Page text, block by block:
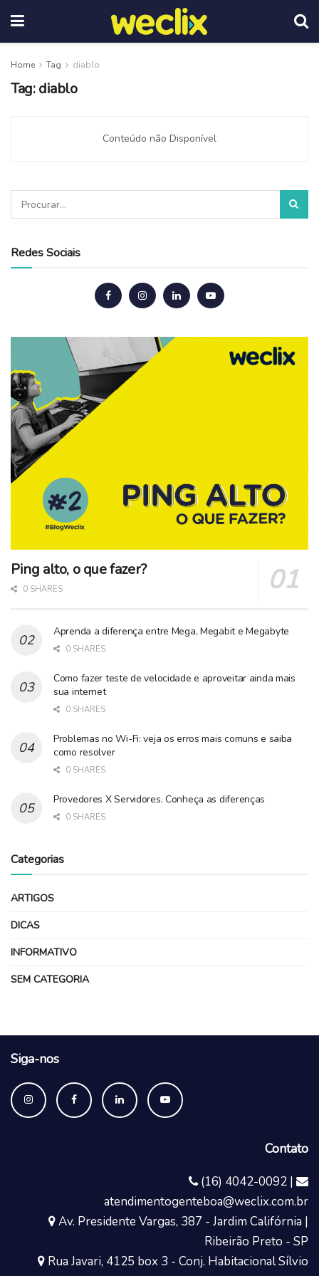
Home Tag diablo
Tag:diablo
Conteúdo não Disponível
Redes Sociais
Ping alto, o que fazer?
0 SHARES
Aprenda a diferença entre Mega, Megabit e Megabyte
0 SHARES
Como fazer teste de velocidade e aproveitar ainda mais
sua internet
0 SHARES
Problemas no Wi-Fi: veja os erros mais comuns e saiba
como resolver
0 SHARES
Provedores X Servidores. Conheça as diferenças
0 SHARES
Categorias
ARTIGOS
DICAS
INFORMATIVO
SEM CATEGORIA
Siga-nos
Contato
(16) 4042-0092 |
atendimentogenteboa@weclix.com.br
Av. Presidente Vargas, 387 - Jardim Califórnia |
Ribeirão Preto - SP
Rua Javari, 4125 box 3 - Conj. Habitacional Sílvio